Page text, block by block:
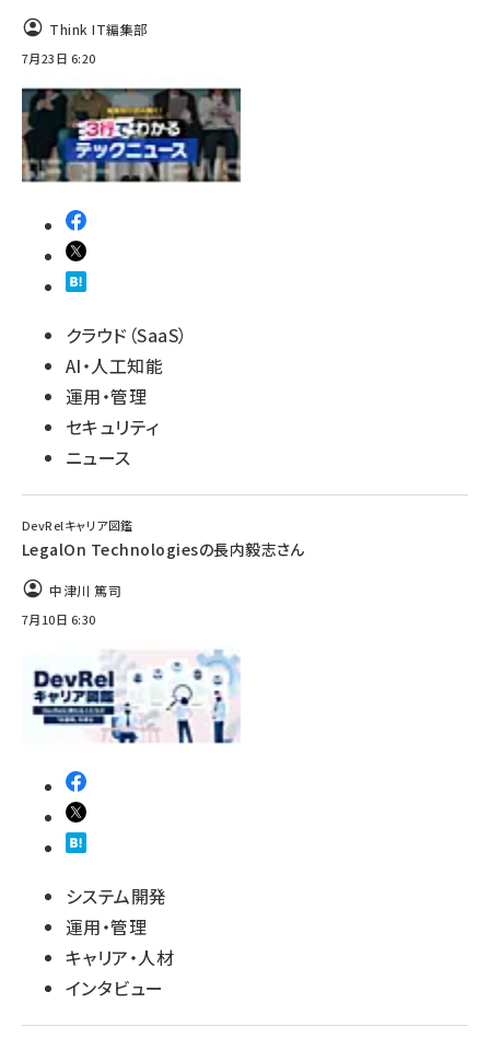
Think IT編集部
7月23日 6:20
クラウド（SaaS）
AI・人工知能
運用・管理
セキュリティ
ニュース
DevRelキャリア図鑑
LegalOn Technologiesの長内毅志さん
中津川 篤司
7月10日 6:30
システム開発
運用・管理
キャリア・人材
インタビュー